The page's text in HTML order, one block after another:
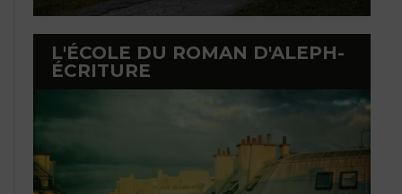
L'ÉCOLE DU ROMAN D'ALEPH-
ÉCRITURE